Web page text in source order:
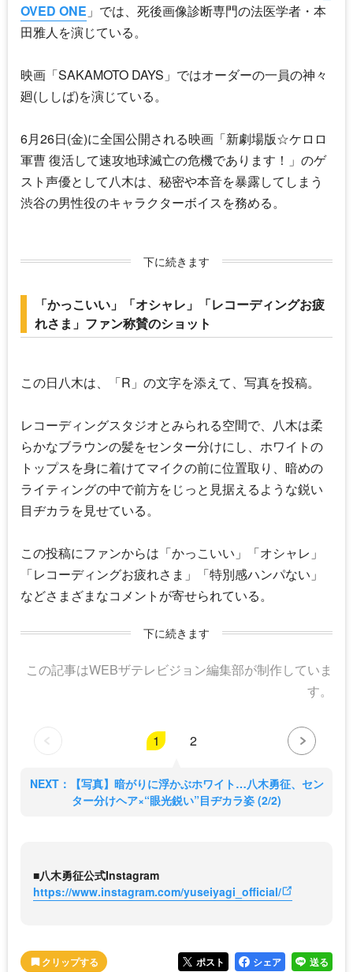
OVED ONE 」では、死後画像診断専門の法医学者・本
田雅人を演じている。
映画「SAKAMOTO DAYS」ではオーダーの一員の神々
廻(ししば)を演じている。
6月26日(金)に全国公開される映画「新劇場版☆ケロロ
軍曹 復活して速攻地球滅亡の危機であります！」のゲ
スト声優として八木は、秘密や本音を暴露してしまう
渋谷の男性役のキャラクターボイスを務める。
下に続きます
「かっこいい」「オシャレ」「レコーディングお疲
れさま」ファン称賛のショット
この日八木は、「R」の文字を添えて、写真を投稿。
レコーディングスタジオとみられる空間で、八木は柔
らかなブラウンの髪をセンター分けにし、ホワイトの
トップスを身に着けてマイクの前に位置取り、暗めの
ライティングの中で前方をじっと見据えるような鋭い
目ヂカラを見せている。
この投稿にファンからは「かっこいい」「オシャレ」
「レコーディングお疲れさま」「特別感ハンパない」
などさまざまなコメントが寄せられている。
下に続きます
この記事はWEBザテレビジョン編集部が制作していま
す。
1 2
NEXT：【写真】暗がりに浮かぶホワイト…八木勇征、セン
ター分けヘア×“眼光鋭い”目ヂカラ姿 (2/2)
■八木勇征公式Instagram
https://www.instagram.com/yuseiyagi_official/
ポスト シェア 送る